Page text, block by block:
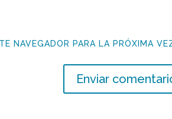
NAVEGADOR PARA LA PRÓXIMA